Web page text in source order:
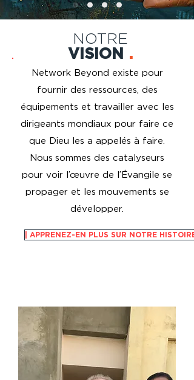
Network Beyond existe pour
fournir des ressources, des
équipements et travailler avec les
dirigeants mondiaux pour faire ce
que Dieu les a appelés à faire.
Nous sommes des catalyseurs
pour voir l’œuvre de l’Évangile se
propager et les mouvements se
développer.
| APPRENEZ-EN PLUS SUR NOTRE
NOTRE
VISION .